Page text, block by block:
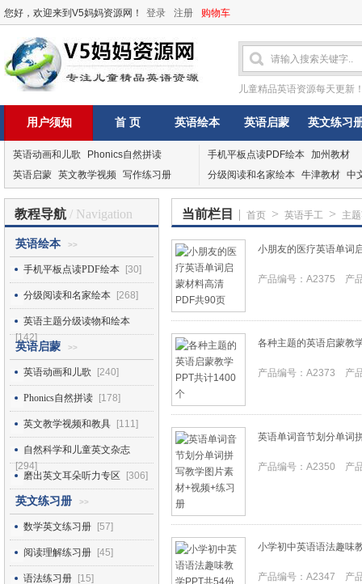
您好，欢迎来到V5妈妈资源网！ 登录 注册 购物车
儿童精品英语资源每天更新
用户须知 首 页 英语绘本 英语启蒙 英文练习
英语动画和儿歌
Phonics自然拼读
英语启蒙 英文教学视频 写作练习册
手机平板点读PDF绘本 加州教材
分级阅读和名家绘本 牛津教材 中
教程导航 / Navigation
英语绘本 >>
手机平板点读PDF绘本 [30]
分级阅读和名家绘本 [268]
英语主题分级读物和绘本
[142]
英语启蒙 >>
英语动画和儿歌 [240]
Phonics自然拼读 [178]
英文教学视频和教具 [111]
自然科学和儿童英文杂志
[294]
磨出英文耳朵听力专区
[306]
英文练习册 >>
数学英文练习册 [57]
阅读理解练习册 [45]
语法练习册 [15]
当前栏目 | 首页 > 英语手工 > 主
小朋友的医疗英语单词
产品编号：A2375 产
各种主题的英语启蒙教
产品编号：A2373 产
英语单词音节划分单词
产品编号：A2350 产
小学初中英语语法趣味
产品编号：A2347 产